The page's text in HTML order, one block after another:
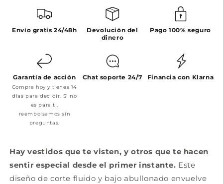
Envío gratis 24/48h
Devolución del
dinero
Pago 100% seguro
Garantía de acción
Compra hoy y tienes 14
días para decidir. Si no
es para ti,
reembolsamos sin
preguntas.
Chat soporte 24/7 Financia con Klarna
Hay vestidos que te visten, y otros que te hacen
sentir especial desde el primer instante. Este
diseño de corte fluido y bajo abullonado envuelve